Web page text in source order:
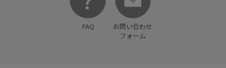
FAQ
お問い合わせ
フォーム